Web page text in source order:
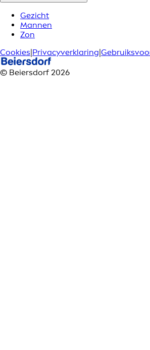
Gezicht
Mannen
Zon
Cookies|Privacyverklaring|
© Beiersdorf 2026